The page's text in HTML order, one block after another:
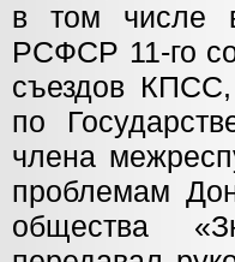
в том числе в
РСФСР 11-го
съездов
по
члена
проблемам
общества